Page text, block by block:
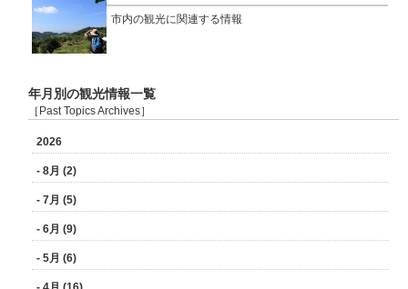
市内の観光に関連する情報
年月別の観光情報一覧
［Past Topics Archives］
2026
- 8月 (2)
- 7月 (5)
- 6月 (9)
- 5月 (6)